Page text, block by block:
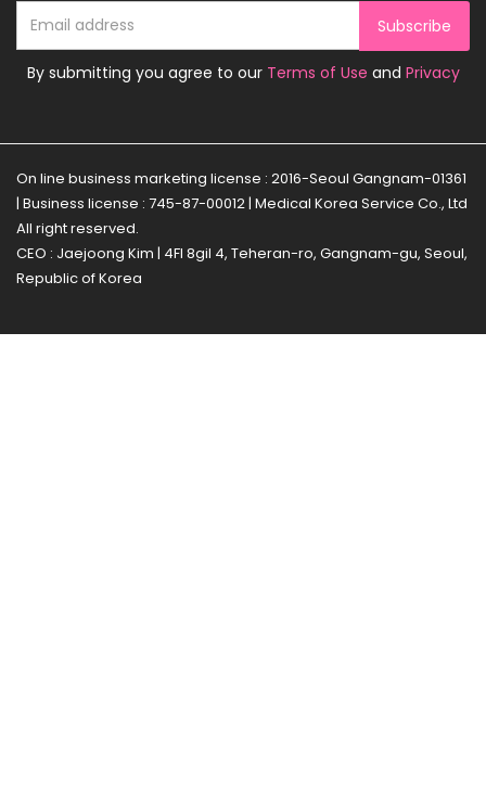
Subscribe
By submitting you agree to our Terms of Use and Privacy
On line business marketing license : 2016-Seoul Gangnam-01361
| Business license : 745-87-00012 | Medical Korea Service Co., Ltd
All right reserved.
CEO : Jaejoong Kim | 4Fl 8gil 4, Teheran-ro, Gangnam-gu, Seoul,
Republic of Korea